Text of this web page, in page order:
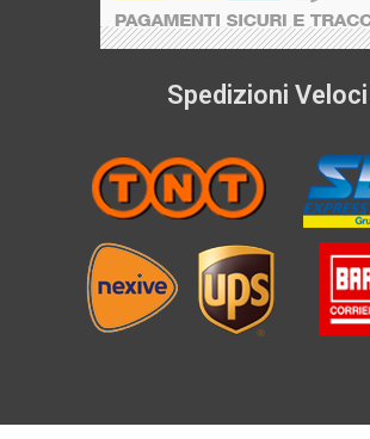
Spedizioni Veloci